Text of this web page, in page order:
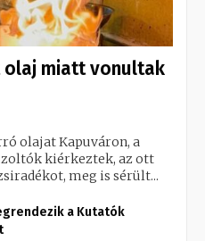
miatt vonultak
olajat Kapuváron, a
kiérkeztek, az ott
meg is sérült...
a Kutatók